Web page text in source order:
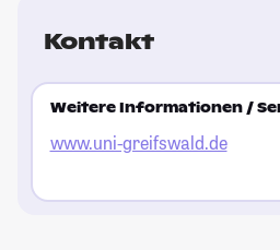
Kontakt
Weitere Informationen /
www.uni-greifswald.de